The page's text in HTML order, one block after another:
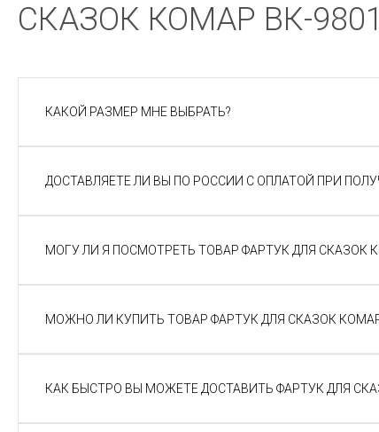
СКАЗОК КОМАР ВК-
КАКОЙ РАЗМЕР МНЕ ВЫБРАТЬ?
ДОСТАВЛЯЕТЕ ЛИ ВЫ ПО РОССИИ С ОПЛАТОЙ ПРИ
МОГУ ЛИ Я ПОСМОТРЕТЬ ТОВАР ФАРТУК ДЛЯ СКАЗОК
МОЖНО ЛИ КУПИТЬ ТОВАР ФАРТУК ДЛЯ СКАЗОК
КАК БЫСТРО ВЫ МОЖЕТЕ ДОСТАВИТЬ ФАРТУК ДЛЯ